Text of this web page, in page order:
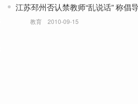
江苏邳州否认禁教师“乱说话” 称倡
教育 2010-09-15